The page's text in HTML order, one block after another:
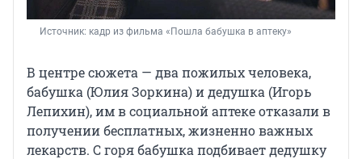
Источник: кадр из фильма «Пошла бабушка в аптеку»
В центре сюжета — два пожилых человека,
бабушка (Юлия Зоркина) и дедушка (Игорь
Лепихин), им в социальной аптеке отказали в
получении бесплатных, жизненно важных
лекарств. С горя бабушка подбивает дедушку